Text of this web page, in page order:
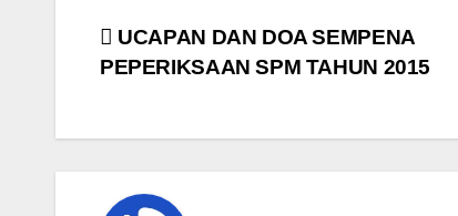
Post
UCAPAN DAN DOA SEMPENA
PEPERIKSAAN SPM TAHUN 2015